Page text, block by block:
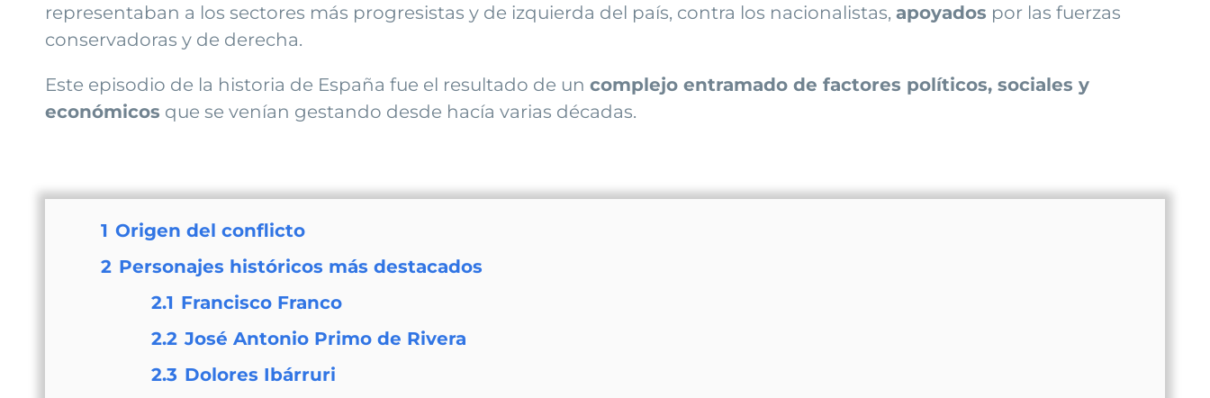
representaban a los sectores más progresistas y de izquierda del país, contra los nacionalistas, apoyados por las fuerzas
conservadoras y de derecha.
Este episodio de la historia de España fue el resultado de un complejo entramado de factores políticos, sociales y
económicos que se venían gestando desde hacía varias décadas.
1 Origen del conflicto
2 Personajes históricos más destacados
2.1 Francisco Franco
2.2 José Antonio Primo de Rivera
2.3 Dolores Ibárruri